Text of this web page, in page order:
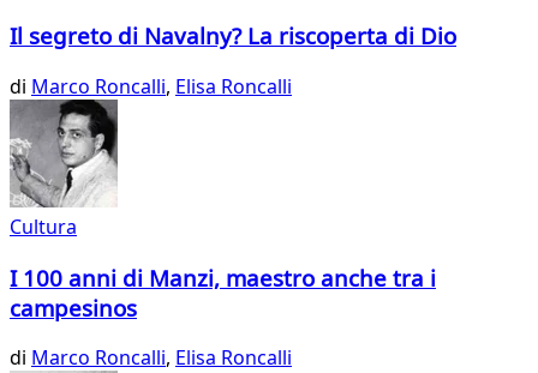
Il segreto di Navalny? La riscoperta di Dio
di Marco Roncalli, Elisa Roncalli
Cultura
I 100 anni di Manzi, maestro anche tra i
campesinos
di Marco Roncalli, Elisa Roncalli